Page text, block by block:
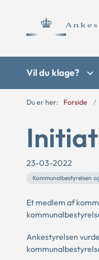
Vil du klage?
Du er her: Forside
23-03-2022
Kommunalbestyrelsen
Et medlem af
Ankestyrelsen